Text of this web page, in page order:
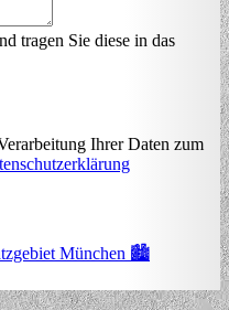
tragen Sie diese in das
Ihrer Daten zum
München 🏙️